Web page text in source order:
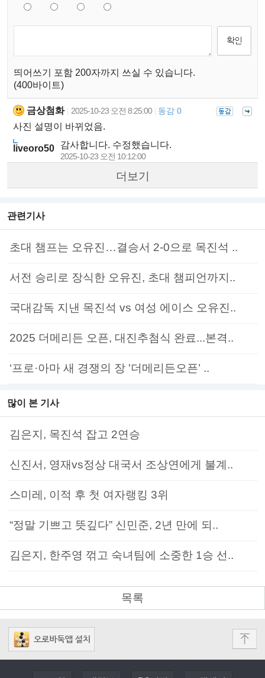
띄어쓰기 포함 200자까지 쓰실 수 있습니다.
(400바이트)
금상첨화 2025-10-23 오전 8:25:00 동감 0
사진 설명이 바뀌었음.
liveoro50 감사합니다. 수정했습니다.
2025-10-23 오전 10:12:00
더보기
관련기사
초대 챔프는 오유진…결승서 2-0으로 목진석 ..
서전 승리로 장식한 오유진, 초대 챔피언까지..
국대감독 지낸 목진석 vs 여성 에이스 오유진..
2025 더메리든 오픈, 대진추첨식 완료...본격..
‘프로·아마 새 경쟁의 장 '더메리든오픈’ ..
많이 본 기사
김은지, 목진석 잡고 2연승
신진서, 영재vs정상 대국서 조상연에게 불계..
스미레, 이적 후 첫 여자랭킹 3위
“정말 기쁘고 뜻깊다” 신민준, 2년 만에 되..
김은지, 한주영 꺾고 숙녀팀에 소중한 1승 선..
목록